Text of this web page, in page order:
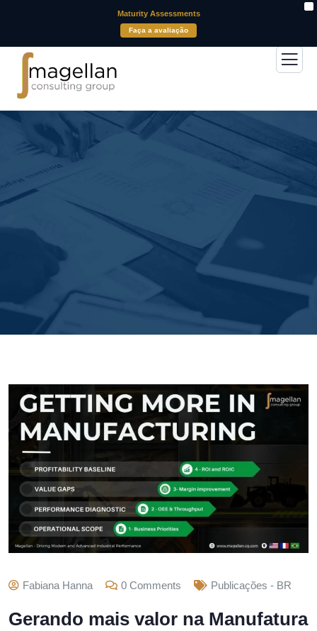
Maturity Assessments
Faça a avaliação
Fabiana Hanna 0 Comments Publicações - BR
Gerando mais valor na Manufatura